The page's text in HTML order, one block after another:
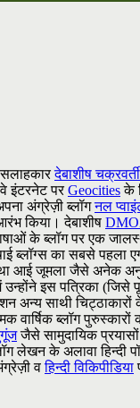
देबाशीष चक्रवर्ती
इंटरनेट परGeocitiesके
अंग्रेज़ी ब्लॉगनल
किया। देबाशीष
भाषाओं के ब्लॉग पर एक
ब्लॉग्स का सबसे पहला
आई जूमला जैसे अनेक
उन्होंने इस पत्रिका (जिसे
अन्य साथी
वार्षिक ब्लॉग पुरुस्कारों
जैसे सामुदायिक
लेखन के अलावा हिन्दी
वहिन्दी विकिपीडिया